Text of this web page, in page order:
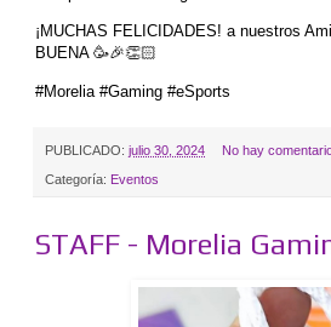
¡MUCHAS FELICIDADES! a nuestros
BUENA 🥳🎉👏🏻
#Morelia #Gaming #eSports
PUBLICADO: julio 30, 2024 No hay
Categoría: Eventos
STAFF - Morelia